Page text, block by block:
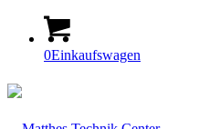
0Einkaufswagen